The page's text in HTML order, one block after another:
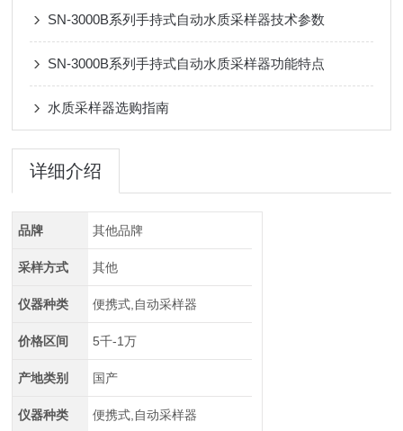
SN-3000B系列手持式自动水质采样器技术参数
SN-3000B系列手持式自动水质采样器功能特点
水质采样器选购指南
详细介绍
品牌 其他品牌
采样方式 其他
仪器种类 便携式,自动采样器
价格区间 5千-1万
产地类别 国产
仪器种类 便携式,自动采样器